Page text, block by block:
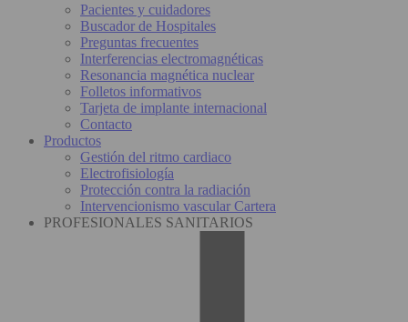
Pacientes y cuidadores
Buscador de Hospitales
Preguntas frecuentes
Interferencias electromagnéticas
Resonancia magnética nuclear
Folletos informativos
Tarjeta de implante internacional
Contacto
Productos
Gestión del ritmo cardiaco
Electrofisiología
Protección contra la radiación
Intervencionismo vascular Cartera
PROFESIONALES SANITARIOS